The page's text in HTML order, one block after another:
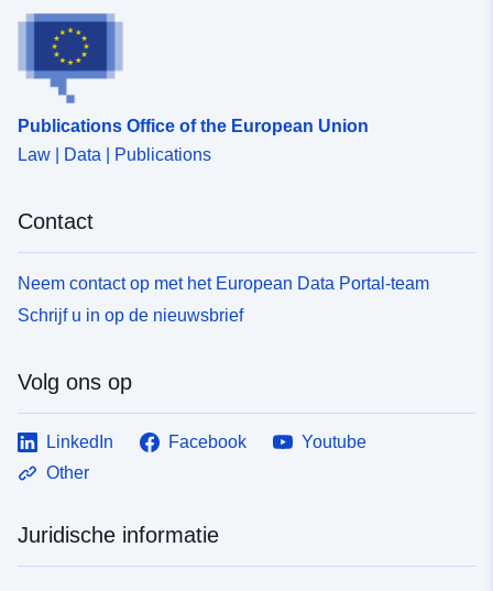
Publications Office of the European Union
Law | Data | Publications
Contact
Neem contact op met het European Data Portal-team
Schrijf u in op de nieuwsbrief
Volg ons op
LinkedIn Facebook
Youtube
Other
Juridische informatie